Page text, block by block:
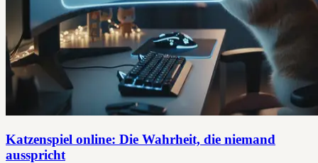
Katzenspiel online: Die Wahrheit, die niemand
ausspricht